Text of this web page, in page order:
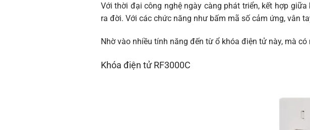
Với thời đại công nghệ ngày càng phát triển, kết hợp
ra đời. Với các chức năng như bấm mã số cảm ứng, vân
Nhờ vào nhiều tính năng đến từ ổ khóa điện tử này, mà
Khóa điện tử RF3000C